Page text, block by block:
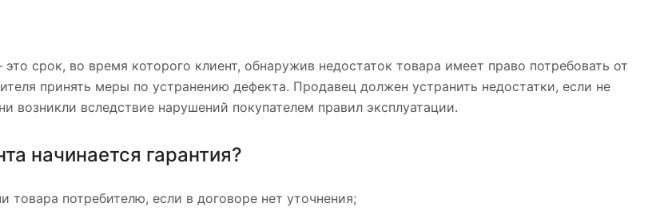
срок, во время которого клиент, обнаружив недостаток товара имеет право потребовать от
принять меры по устранению дефекта. Продавец должен устранить недостатки, если не
возникли вследствие нарушений покупателем правил эксплуатации.
начинается гарантия?
товара потребителю, если в договоре нет уточнения;